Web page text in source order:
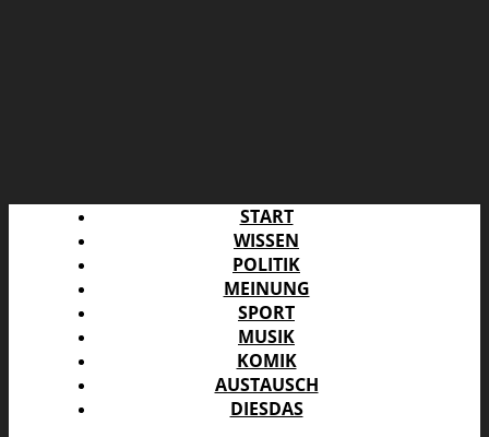
START
WISSEN
POLITIK
MEINUNG
SPORT
MUSIK
KOMIK
AUSTAUSCH
DIESDAS